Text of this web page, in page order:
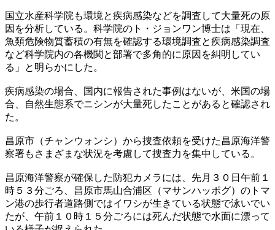
国立水産科学院も環境と疾病感染などを調査して大量死の原
因を分析している。科学院のト・ジョンワン博士は「現在、
魚類危険物質蓄積の有無を確認する環境調査と疾病感染調査
など科学院内の各機関と部署で多角的に原因を糾明してい
る」と明らかにした。
疾病感染の場合、国内に報告された事例はないが、米国の場
合、自然生態系でニシンが大量死したことがあると確認され
た。
昌原市（チャンウォンシ）から捜査依頼を受けた昌原海洋警
察署もさまざまな状況を考慮して捜査力を集中している。
昌原海洋警察が確保した防犯カメラには、先月３０日午前１
時５３分ごろ、昌原市馬山合浦区（マサンハッポグ）のトマ
ン港の歩行者道路側ではイワシが生きている状態で泳いでい
たが、午前１０時１５分ごろには死んだ状態で水面に漂って